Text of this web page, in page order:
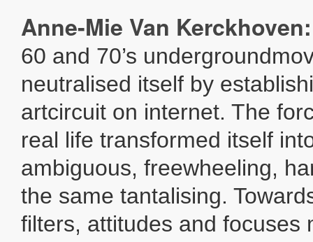
Anne-Mie Van Kerckhoven:
60 and 70’s
neutralised itself by
artcircuit on internet. The
real life transformed itself
ambiguous, freewheeling,
the same tantalising.
filters, attitudes and focuses